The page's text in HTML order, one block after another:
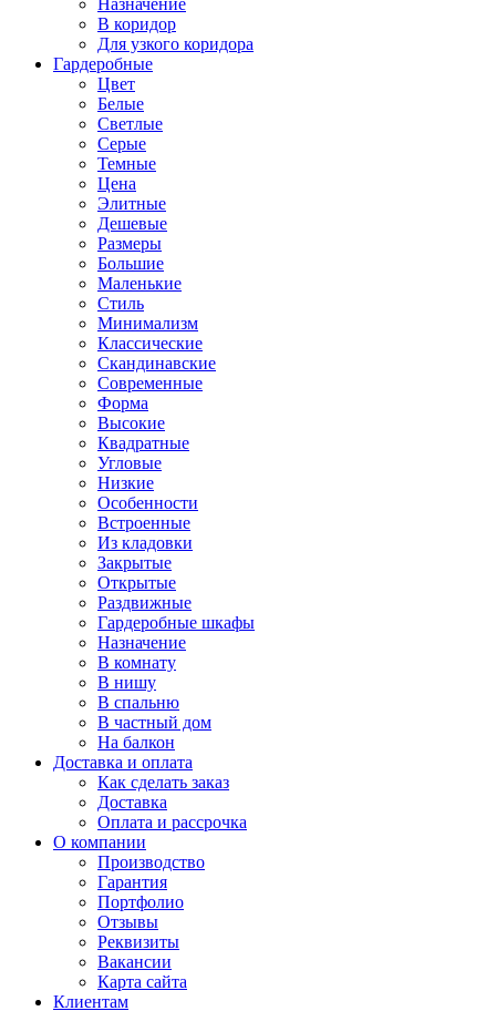
Назначение
В коридор
Для узкого коридора
Гардеробные
Цвет
Белые
Светлые
Серые
Темные
Цена
Элитные
Дешевые
Размеры
Большие
Маленькие
Стиль
Минимализм
Классические
Скандинавские
Современные
Форма
Высокие
Квадратные
Угловые
Низкие
Особенности
Встроенные
Из кладовки
Закрытые
Открытые
Раздвижные
Гардеробные шкафы
Назначение
В комнату
В нишу
В спальню
В частный дом
На балкон
Доставка и оплата
Как сделать заказ
Доставка
Оплата и рассрочка
О компании
Производство
Гарантия
Портфолио
Отзывы
Реквизиты
Вакансии
Карта сайта
Клиентам